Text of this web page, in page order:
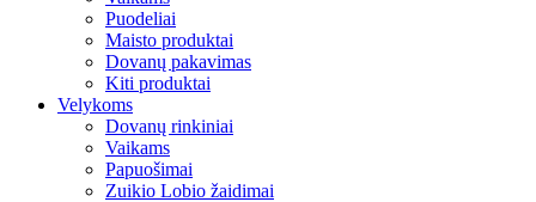
Puodeliai
Maisto produktai
Dovanų pakavimas
Kiti produktai
Velykoms
Dovanų rinkiniai
Vaikams
Papuošimai
Zuikio Lobio žaidimai